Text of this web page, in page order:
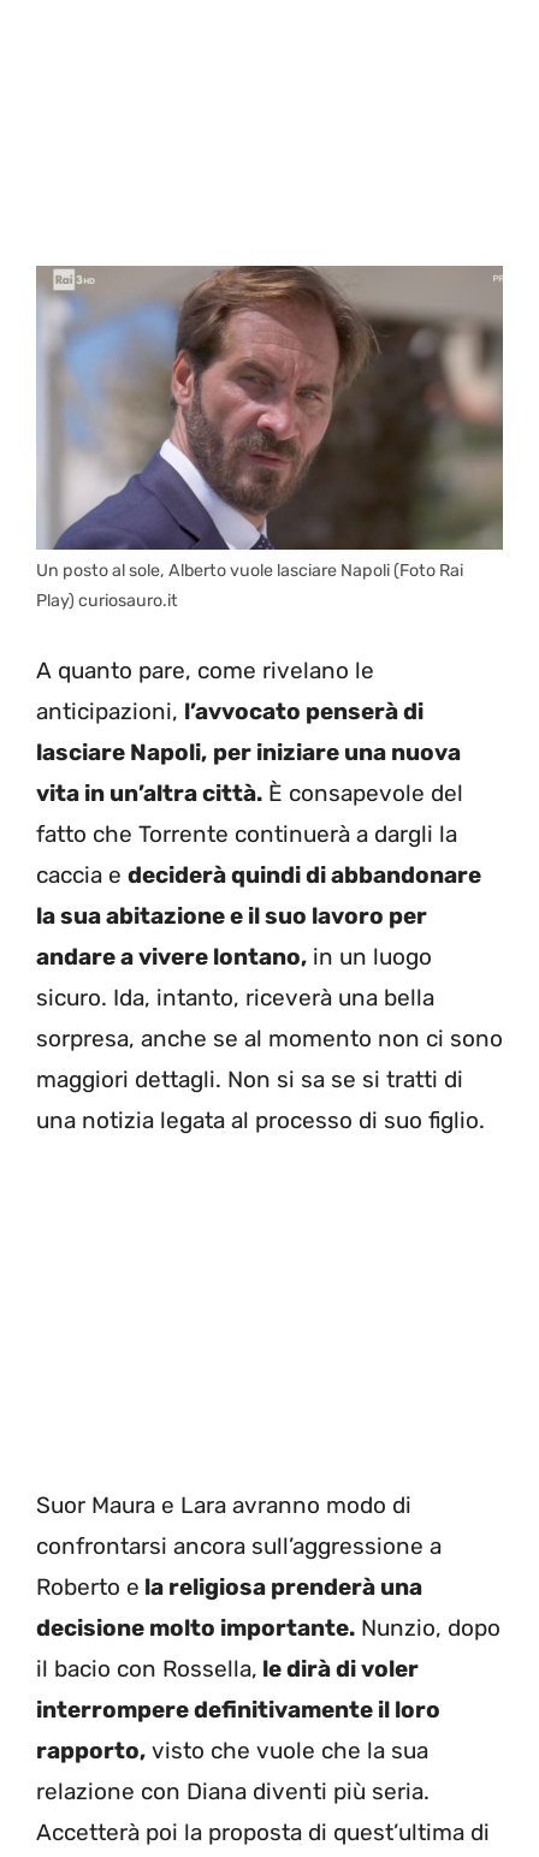
Un posto al sole, Alberto vuole lasciare Napoli (Foto Rai
Play) curiosauro.it
A quanto pare, come rivelano le
anticipazioni, l’avvocato penserà di
lasciare Napoli, per iniziare una nuova
vita in un’altra città. È consapevole del
fatto che Torrente continuerà a dargli la
caccia e deciderà quindi di abbandonare
la sua abitazione e il suo lavoro per
andare a vivere lontano, in un luogo
sicuro. Ida, intanto, riceverà una bella
sorpresa, anche se al momento non ci sono
maggiori dettagli. Non si sa se si tratti di
una notizia legata al processo di suo figlio.
Suor Maura e Lara avranno modo di
confrontarsi ancora sull’aggressione a
Roberto e la religiosa prenderà una
decisione molto importante. Nunzio, dopo
il bacio con Rossella, le dirà di voler
interrompere definitivamente il loro
rapporto, visto che vuole che la sua
relazione con Diana diventi più seria.
Accetterà poi la proposta di quest’ultima di